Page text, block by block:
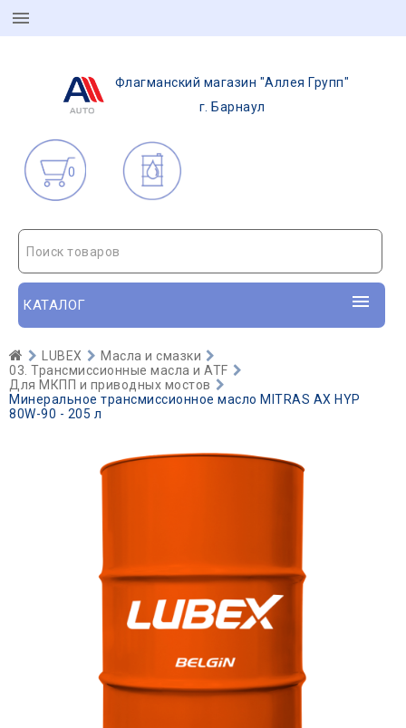
Флагманский магазин "Аллея Групп"
г. Барнаул
0
Поиск товаров
КАТАЛОГ
LUBEX
Масла и смазки
03. Трансмиссионные масла и ATF
Для МКПП и приводных мостов
Минеральное трансмиссионное масло MITRAS AX HYP
80W-90 - 205 л